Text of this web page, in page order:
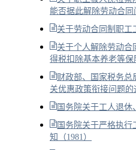
能否据此解除劳动合同
关于劳动合同制职工
关于个人解除劳动合
得税扣除基本养老等保
财政部、国家税务总
关优惠政策衔接问题的
国务院关于工人退休
国务院关于严格执
知（1981）